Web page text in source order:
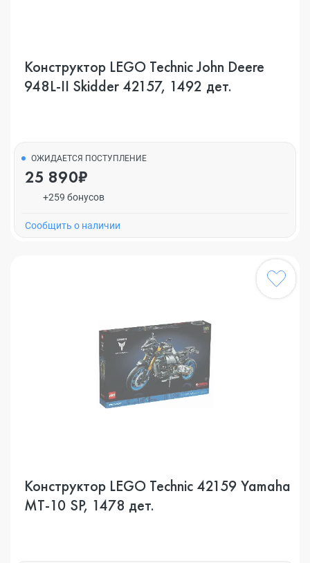
Конструктор LEGO Technic John Deere
948L-II Skidder 42157, 1492 дет.
ОЖИДАЕТСЯ ПОСТУПЛЕНИЕ
25 890₽
+259 бонусов
Cообщить о наличии
Конструктор LEGO Technic 42159 Yamaha
MT-10 SP, 1478 дет.